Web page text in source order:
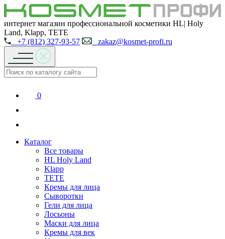
интернет магазин профессиональной косметики HL| Holy
Land, Klapp, TETE
+7 (812) 327-93-57
zakaz@kosmet-profi.ru
0
Каталог
Все товары
HL Holy Land
Klapp
TETE
Кремы для лица
Сыворотки
Гели для лица
Лосьоны
Маски для лица
Кремы для век